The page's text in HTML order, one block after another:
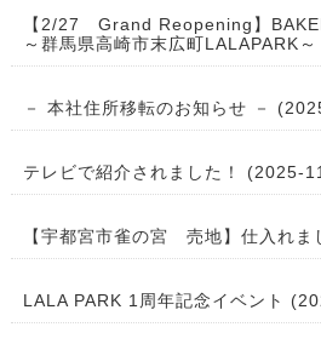
【2/27 Grand Reopening】
～群馬県高崎市末広町LALAPARK
－ 本社住所移転のお知らせ －
テレビで紹介されました！ (2025-
【宇都宮市雀の宮 売地】仕入れ
LALA PARK 1周年記念イベント